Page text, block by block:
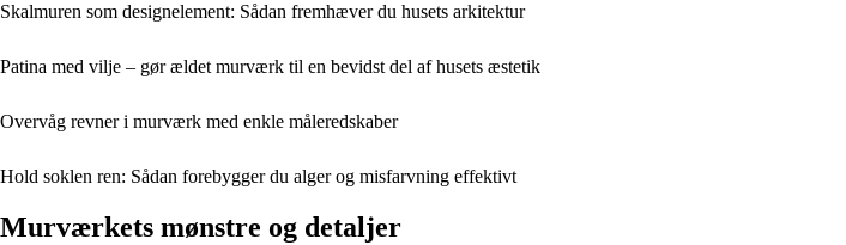
Skalmuren som designelement: Sådan fremhæver du husets arkitektur
Patina med vilje – gør ældet murværk til en bevidst del af husets æstetik
Overvåg revner i murværk med enkle måleredskaber
Hold soklen ren: Sådan forebygger du alger og misfarvning effektivt
Murværkets mønstre og detaljer